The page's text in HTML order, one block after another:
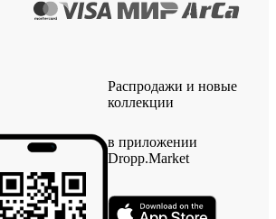
Распродажи и новые
коллекции
в приложении
Dropp.Market